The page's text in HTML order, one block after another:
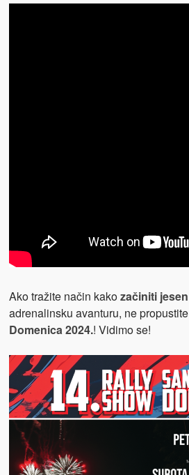
Ako tražite način kakozačiniti jesen
adrenalinsku avanturu, ne propustite
Domenica 2024.! Vidimo se!